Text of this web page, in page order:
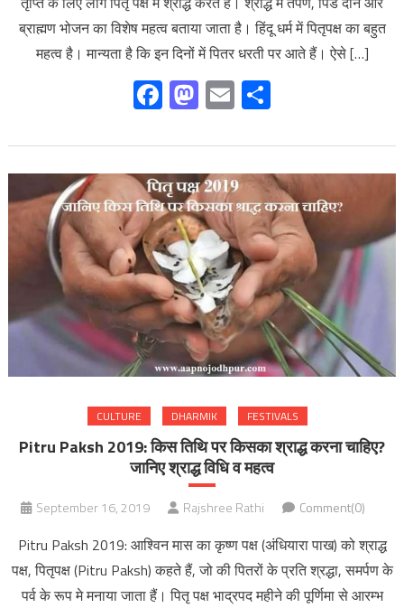
ब्राह्मण भोजन का विशेष महत्व बताया जाता है। हिंदू धर्म में पितृपक्ष का बहुत
महत्व है। मान्यता है कि इन दिनों में पितर धरती पर आते हैं। ऐसे […]
Facebook
Mastodon
Email
CULTURE DHARMIK FESTIVALS
Pitru Paksh 2019: किस तिथि पर किसका श्राद्ध करना चाहिए?
जानिए श्राद्ध विधि व महत्व
September 16, 2019 Rajshree Rathi Comment(0)
Pitru Paksh 2019: आश्विन मास का कृष्ण पक्ष (अंधियारा पाख) को श्राद्ध
पक्ष, पितृपक्ष (Pitru Paksh) कहते हैं, जो की पितरों के प्रति श्रद्धा, समर्पण के
पर्व के रूप मे मनाया जाता हैं। पितृ पक्ष भाद्रपद महीने की पूर्णिमा से आरम्भ